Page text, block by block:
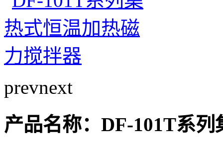
prevnext
产品名称：DF-101T系